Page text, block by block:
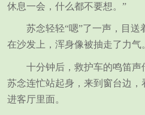
休息一会，什么都不要想。”
苏念轻轻“嗯”了一声，目
在沙发上，浑身像被抽走了力气
十分钟后，救护车的鸣笛声
苏念连忙站起身，来到窗台边
进客厅里面。